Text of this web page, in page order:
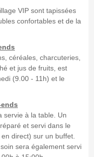
VIP sont tapissées
confortables et de la
céréales, charcuteries,
et jus de fruits, est
(9.00 - 11h) et le
servie à la table. Un
et servi dans le
direct) sur un buffet.
sera également servi